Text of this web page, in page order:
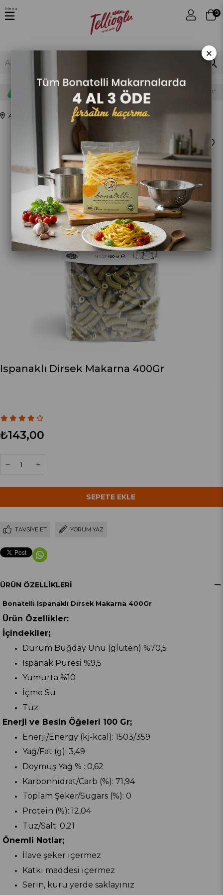
0
Menu
Anasayfa MAKARNA Ispanaklı Dirsek Makarna 400Gr
Ispanaklı Dirsek Makarna 400Gr
₺143,00
TAVSIYE ET YORUM YAZ
ÜRÜN ÖZELLIKLERI
Bonatelli Ispanaklı Dirsek Makarna 400Gr
Ürün Özellikler:
İçindekiler;
Durum Buğday Unu (gluten) %70,5
Ispanak Püresi %9,5
Yumurta %10
İçme Su
Tuz
Enerji ve Besin Öğeleri 100 Gr;
Enerji/Energy (kj-kcal): 1503/359
Yağ/Fat (g): 3,49
Doymuş Yağ % : 0,62
Karbonhidrat/Carb (%): 71,94
Toplam Şeker/Sugars (%): 0
Protein (%): 12,04
Tuz/Salt: 0,21
Önemli Notlar;
İlave şeker içermez
Katkı maddesi içermez
Serin, kuru yerde saklayınız
×